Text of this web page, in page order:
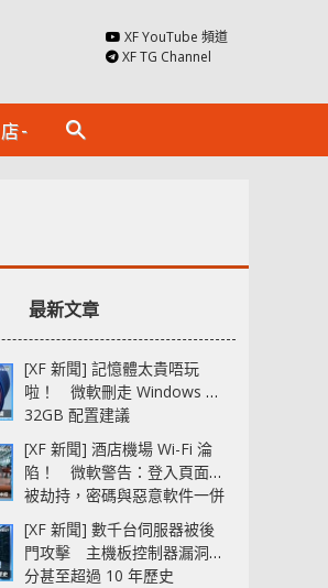
XF YouTube 頻道
XF TG Channel
- search
最新文章
[XF 新聞] 記憶體太貴唔玩
啦！ 微軟刪走 Windows 11
32GB 配置建議
[XF 新聞] 酒店機場 Wi-Fi 淪
陷！ 微軟警告：登入頁面可
被劫持，密碼與惡意軟件一併
中招
[XF 新聞] 數千台伺服器被後
門攻擊 主機板控制器漏洞部
分甚至超過 10 年歷史